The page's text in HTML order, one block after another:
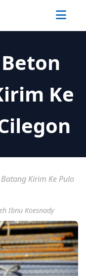
Ke
Kirim Ke Pulo
Ibnu Koesnady